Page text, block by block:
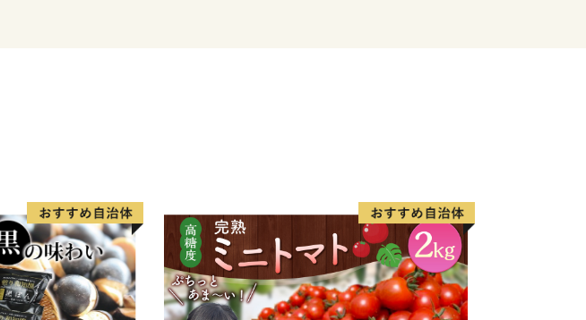
毎年都内において総会・交流会を開催しています。
ふるさと北広島をみんなで応援してみませんか？
ご興味のある方は、市ホームページ「東京北広島会」のページをご
覧ください。